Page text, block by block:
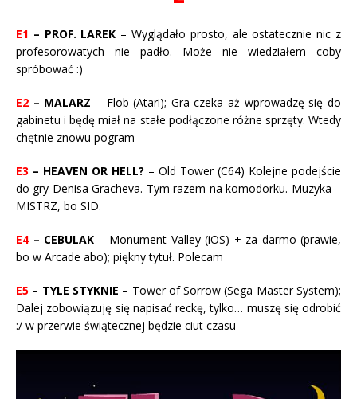
E1 – PROF. LAREK – Wyglądało prosto, ale ostatecznie nic z
profesorowatych nie padło. Może nie wiedziałem coby
spróbować :)
E2 – MALARZ – Flob (Atari); Gra czeka aż wprowadzę się do
gabinetu i będę miał na stałe podłączone różne sprzęty. Wtedy
chętnie znowu pogram
E3 – HEAVEN OR HELL? – Old Tower (C64) Kolejne podejście
do gry Denisa Gracheva. Tym razem na komodorku. Muzyka –
MISTRZ, bo SID.
E4– CEBULAK – Monument Valley (iOS) + za darmo (prawie,
bo w Arcade abo); piękny tytuł. Polecam
E5 – TYLE STYKNIE – Tower of Sorrow (Sega Master System);
Dalej zobowiązuję się napisać reckę, tylko… muszę się odrobić
:/ w przerwie świątecznej będzie ciut czasu